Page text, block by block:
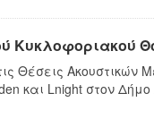
Κυκλοφοριακού
Θέσεις Ακουστικών
και Lnight στον Δήμο